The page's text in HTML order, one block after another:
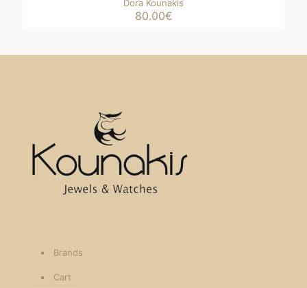
Dora Kounakis
80.00€
Brands
Cart